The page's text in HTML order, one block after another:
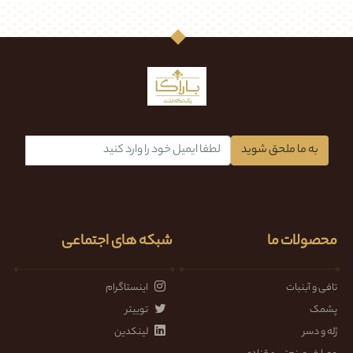
به ما ملحق شوید
محصولات ما
تافی و آبنبات
پشمک
ژله و دسر
شبکه های اجتماعی
اینستاگرام
توییتر
لینکدین